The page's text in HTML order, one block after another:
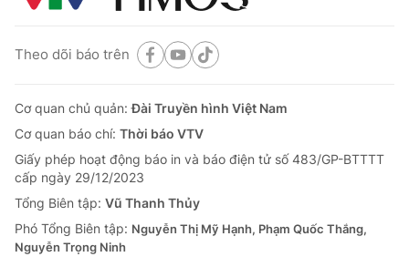
Theo dõi báo trên
Cơ quan chủ quản:Đài Truyền hình Việt Nam
Cơ quan báo chí: Thời báo VTV
Giấy phép hoạt động báo in và báo điện tử số 483/GP-BTTTT
cấp ngày 29/12/2023
Tổng Biên tập: Vũ Thanh Thủy
Phó Tổng Biên tập: Nguyễn Thị Mỹ Hạnh, Phạm Quốc Thắng,
Nguyễn Trọng Ninh